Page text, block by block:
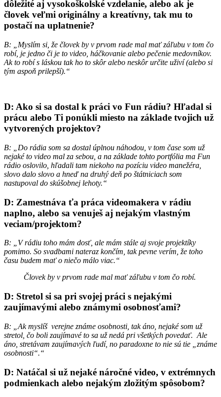
dôležité aj vysokoškolské vzdelanie, alebo ak je
človek veľmi originálny a kreatívny, tak mu to
postačí na uplatnenie?
B:
„Myslím si, že človek by v prvom rade mal mať záľubu v tom čo
robí, je jedno či je to video, háčkovanie alebo pečenie medovníkov.
Ak to robí s láskou tak ho to skôr alebo neskôr určite uživí (alebo si
tým aspoň prilepší).“
D: Ako si sa dostal k práci vo Fun rádiu? Hľadal si
prácu alebo Ti ponúkli miesto na základe tvojich už
vytvorených projektov?
B: „Do rádia som sa dostal úplnou náhodou, v tom čase som už
nejaké to video mal za sebou, a na základe tohto portfólia ma Fun
rádio oslovilo, hľadali tam niekoho na pozíciu video manežéra,
slovo dalo slovo a hneď na druhý deň po štátniciach som
nastupoval do skúšobnej lehoty.“
D: Zamestnáva ťa práca videomakera v rádiu
naplno, alebo sa venuješ aj nejakým vlastným
veciam/projektom?
B: „V rádiu toho mám dosť, ale mám stále aj svoje projektíky
pomimo. So svadbami nateraz končím, tak pevne verím, že toho
času budem mať o niečo málo viac.“
Človek by v prvom rade mal mať záľubu v tom čo robí.
D: Stretol si sa pri svojej práci s nejakými
zaujímavými alebo známymi osobnosťami?
B: „Ak myslíš verejne známe osobnosti, tak áno, nejaké som už
stretol, čo boli zaujímavé to sa už nedá pri všetkých povedať. Ale
áno, stretávam zaujímavých ľudí, no paradoxne to nie sú tie „známe
osobnosti“.“
D: Natáčal si už nejaké náročné video, v extrémnych
podmienkach alebo nejakým zložitým spôsobom?